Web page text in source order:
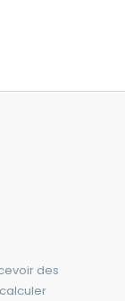
des